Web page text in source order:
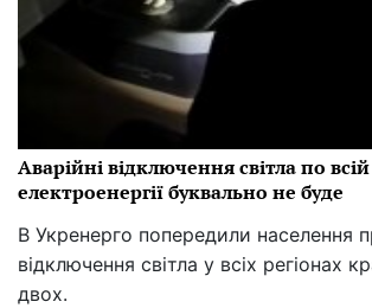
Аварійні відключення світла по
електроенергії буквально не буде
В Укренерго попередили населення
відключення світла у всіх регіонах
двох.